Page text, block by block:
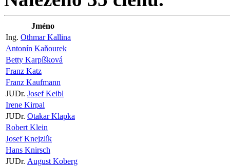
Jméno
Ing. Othmar Kallina
Antonín Kaňourek
Betty Karpíšková
Franz Katz
Franz Kaufmann
JUDr. Josef Keibl
Irene Kirpal
JUDr. Otakar Klapka
Robert Klein
Josef Knejzlík
Hans Knirsch
JUDr. August Koberg